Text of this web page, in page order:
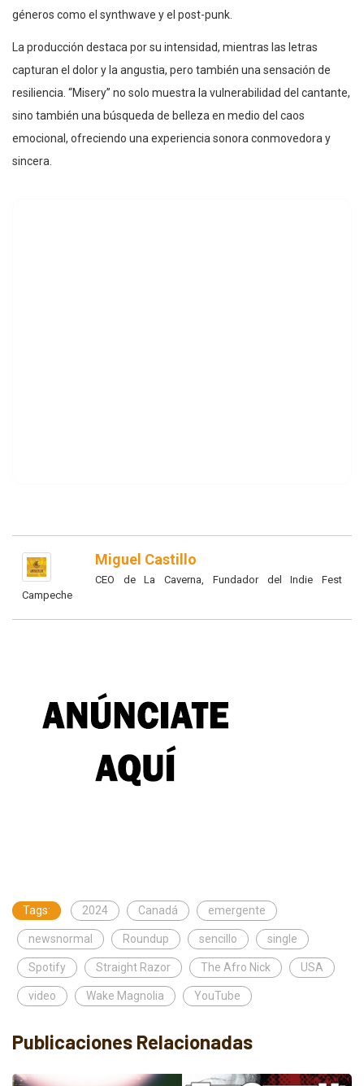
géneros como el synthwave y el post-punk.
La producción destaca por su intensidad, mientras las letras
capturan el dolor y la angustia, pero también una sensación de
resiliencia. “Misery” no solo muestra la vulnerabilidad del cantante,
sino también una búsqueda de belleza en medio del caos
emocional, ofreciendo una experiencia sonora conmovedora y
sincera.
Miguel Castillo
CEO de La Caverna, Fundador del Indie Fest
Campeche
Tags: 2024 Canadá emergente
newsnormal Roundup sencillo single
Spotify Straight Razor The Afro Nick USA
video Wake Magnolia YouTube
Publicaciones Relacionadas